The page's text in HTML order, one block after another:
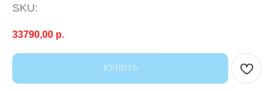
SKU:
33790,00 р.
КУПИТЬ